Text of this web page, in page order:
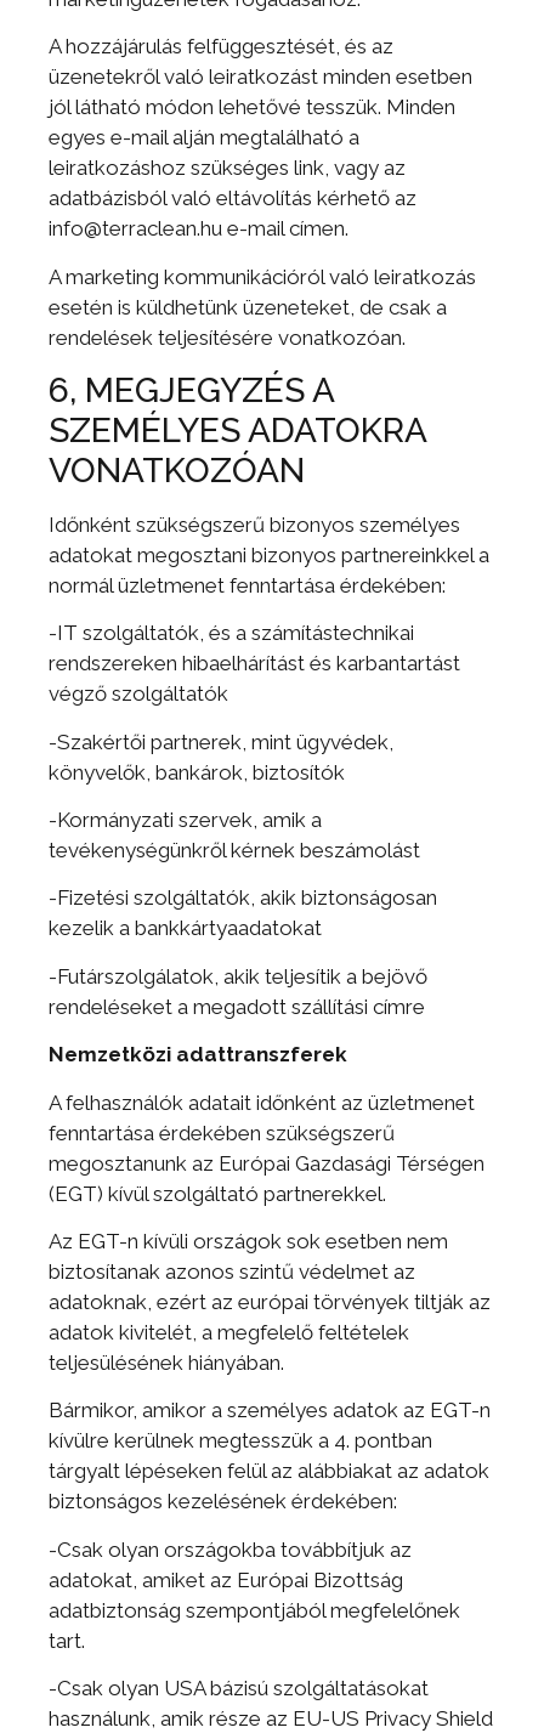
A hozzájárulás felfüggesztését, és az
üzenetekről való leiratkozást minden esetben
jól látható módon lehetővé tesszük. Minden
egyes e-mail alján megtalálható a
leiratkozáshoz szükséges link, vagy az
adatbázisból való eltávolítás kérhető az
info@terraclean.hu e-mail címen.
A marketing kommunikációról való leiratkozás
esetén is küldhetünk üzeneteket, de csak a
rendelések teljesítésére vonatkozóan.
6, MEGJEGYZÉS A
SZEMÉLYES ADATOKRA
VONATKOZÓAN
Időnként szükségszerű bizonyos személyes
adatokat megosztani bizonyos partnereinkkel a
normál üzletmenet fenntartása érdekében:
-IT szolgáltatók, és a számítástechnikai
rendszereken hibaelhárítást és karbantartást
végző szolgáltatók
-Szakértői partnerek, mint ügyvédek,
könyvelők, bankárok, biztosítók
-Kormányzati szervek, amik a
tevékenységünkről kérnek beszámolást
-Fizetési szolgáltatók, akik biztonságosan
kezelik a bankkártyaadatokat
-Futárszolgálatok, akik teljesítik a bejövő
rendeléseket a megadott szállítási címre
Nemzetközi adattranszferek
A felhasználók adatait időnként az üzletmenet
fenntartása érdekében szükségszerű
megosztanunk az Európai Gazdasági Térségen
(EGT) kívül szolgáltató partnerekkel.
Az EGT-n kívüli országok sok esetben nem
biztosítanak azonos szintű védelmet az
adatoknak, ezért az európai törvények tiltják az
adatok kivitelét, a megfelelő feltételek
teljesülésének hiányában.
Bármikor, amikor a személyes adatok az EGT-n
kívülre kerülnek megtesszük a 4. pontban
tárgyalt lépéseken felül az alábbiakat az adatok
biztonságos kezelésének érdekében:
-Csak olyan országokba továbbítjuk az
adatokat, amiket az Európai Bizottság
adatbiztonság szempontjából megfelelőnek
tart.
-Csak olyan USA bázisú szolgáltatásokat
használunk, amik része az EU-US Privacy Shield